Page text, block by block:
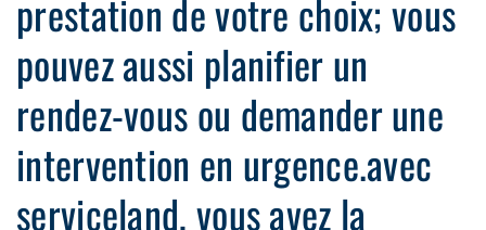
prestation de votre choix; vous
pouvez aussi planifier un
rendez-vous ou demander une
intervention en urgence.avec
serviceland, vous avez la